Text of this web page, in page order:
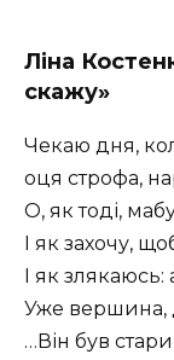
Ліна
скажу»
Чекаю дня,
оця строфа,
О, як тоді,
І як захочу,
І як
Уже вершина,
…Він був